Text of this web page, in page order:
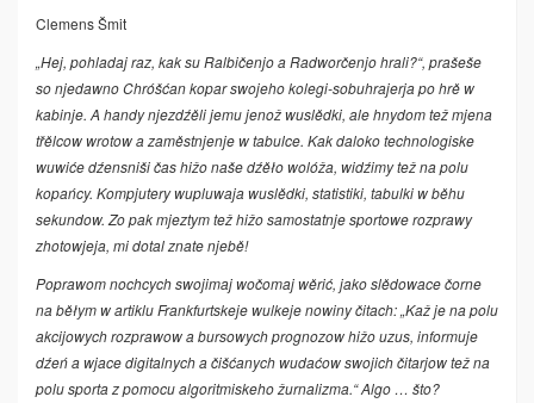
Clemens Šmit
„Hej, pohladaj raz, kak su Ralbičenjo a Radworčenjo hrali?“, prašeše
so njedawno Chróšćan kopar swojeho kolegi-sobuhrajerja po hrě w
kabinje. A handy njezdźěli jemu jenož wuslědki, ale hnydom tež mjena
třělcow wrotow a zaměstnjenje w tabulce. Kak daloko technologiske
wuwiće dźensniši čas hižo naše dźěło wolóža, widźimy tež na polu
kopańcy. Kompjutery wupluwaja wuslědki, statistiki, tabulki w běhu
sekundow. Zo pak mjeztym tež hižo samostatnje sportowe rozprawy
zhotowjeja, mi dotal znate njebě!
Poprawom nochcych swojimaj wočomaj wěrić, jako slědowace čorne
na běłym w artiklu Frankfurtskeje wulkeje nowiny čitach: „Kaž je na polu
akcijowych rozprawow a bursowych prognozow hižo uzus, informuje
dźeń a wjace digitalnych a čišćanych wudaćow swojich čitarjow tež na
polu sporta z pomocu algoritmiskeho žurnalizma.“ Algo … što?